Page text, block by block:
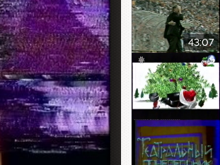
43:07